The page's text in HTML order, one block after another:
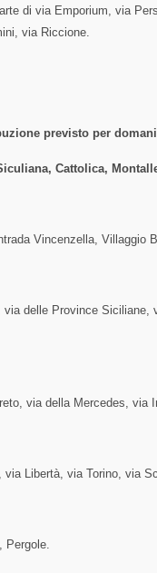
di via Emporium, via
via Riccione.
previsto per
Cattolica,
Vincenzella, Villaggio
delle Province
via della Mercedes, via
Libertà, via Torino, via
Pergole.